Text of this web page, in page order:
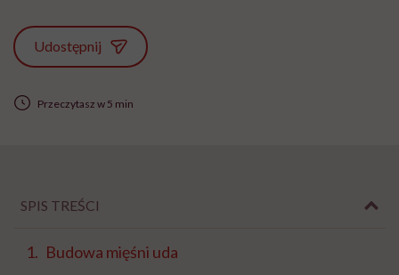
Udostępnij
Przeczytasz w 5 min
SPIS TREŚCI
Budowa mięśni uda